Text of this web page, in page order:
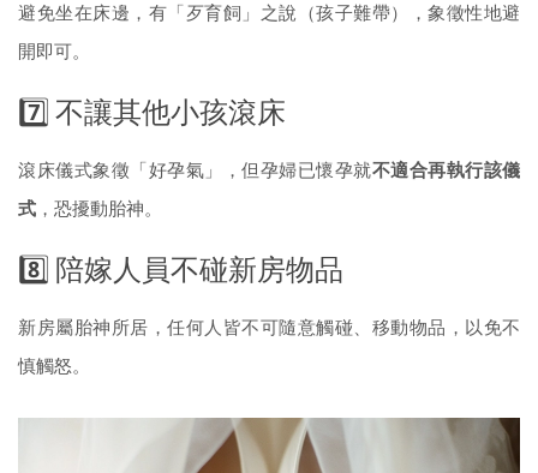
避免坐在床邊，有「歹育飼」之說（孩子難帶），象徵性地避
開即可。
7️⃣ 不讓其他小孩滾床
滾床儀式象徵「好孕氣」，但孕婦已懷孕就不適合再執行該儀
式 ，恐擾動胎神。
8️⃣ 陪嫁人員不碰新房物品
新房屬胎神所居，任何人皆不可隨意觸碰、移動物品，以免不
慎觸怒。